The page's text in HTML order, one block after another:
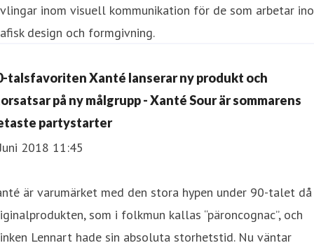
inom visuell kommunikation för de som arbetar
design och formgivning.
talsfavoriten Xanté lanserar ny produkt och
på ny målgrupp - Xanté Sour är sommarens
partystarter
2018 11:45
är varumärket med den stora hypen under 90-talet då
som i folkmun kallas “päroncognac”, och
Lennart hade sin absoluta storhetstid. Nu väntar